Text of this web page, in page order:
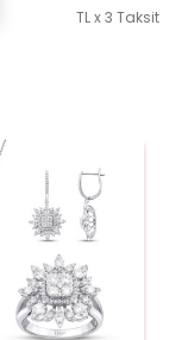
TL x 3 Taksit